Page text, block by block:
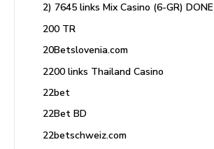
2) 7645 links Mix Casino (6-GR) DONE
200 TR
20Betslovenia.com
2200 links Thailand Casino
22bet
22Bet BD
22betschweiz.com